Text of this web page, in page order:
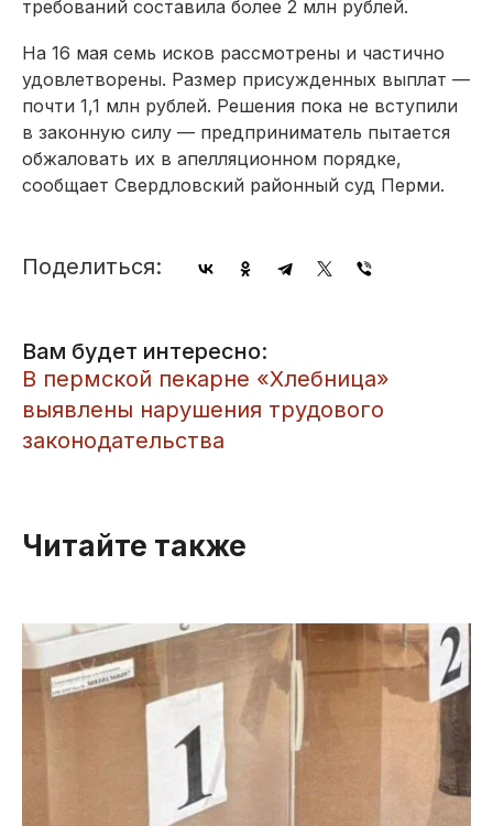
требований составила более 2 млн рублей.
На 16 мая семь исков рассмотрены и частично
удовлетворены. Размер присужденных выплат —
почти 1,1 млн рублей. Решения пока не вступили
в законную силу — предприниматель пытается
обжаловать их в апелляционном порядке,
сообщает Свердловский районный суд Перми.
Поделиться:
Вам будет интересно:
​В пермской пекарне «Хлебница»
выявлены нарушения трудового
законодательства
Читайте также